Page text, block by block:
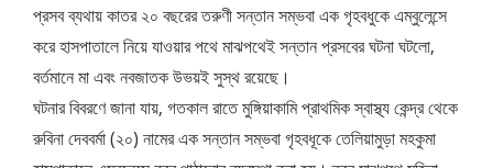
প্রসব ব্যথায় কাতর ২০ বছরের তরুণী সন্তান সম্ভবা এক গৃহবধুকে এম্বুলেন্সে
করে হাসপাতালে নিয়ে যাওয়ার পথে মাঝপথেই সন্তান প্রসবের ঘটনা ঘটলো,
বর্তমানে মা এবং নবজাতক উভয়ই সুস্থ রয়েছে।
ঘটনার বিবরণে জানা যায়, গতকাল রাতে মুঙ্গিয়াকামি প্রাথমিক স্বাস্থ্য কেন্দ্র থেকে
রুবিনা দেববর্মা (২০) নামের এক সন্তান সম্ভবা গৃহবধূকে তেলিয়ামুড়া মহকুমা